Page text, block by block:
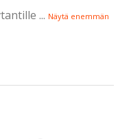
... Näytä enemmän